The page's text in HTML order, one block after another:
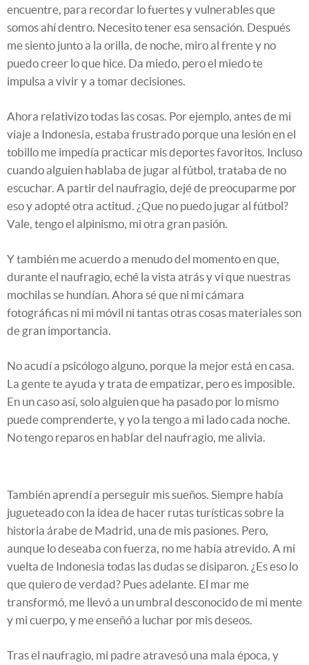
encuentre, para recordar lo fuertes y vulnerables que
somos ahí dentro. Necesito tener esa sensación. Después
me siento junto a la orilla, de noche, miro al frente y no
puedo creer lo que hice. Da miedo, pero el miedo te
impulsa a vivir y a tomar decisiones.
Ahora relativizo todas las cosas. Por ejemplo, antes de mi
viaje a Indonesia, estaba frustrado porque una lesión en el
tobillo me impedía practicar mis deportes favoritos. Incluso
cuando alguien hablaba de jugar al fútbol, trataba de no
escuchar. A partir del naufragio, dejé de preocuparme por
eso y adopté otra actitud. ¿Que no puedo jugar al fútbol?
Vale, tengo el alpinismo, mi otra gran pasión.
Y también me acuerdo a menudo del momento en que,
durante el naufragio, eché la vista atrás y vi que nuestras
mochilas se hundían. Ahora sé que ni mi cámara
fotográficas ni mi móvil ni tantas otras cosas materiales son
de gran importancia.
No acudí a psicólogo alguno, porque la mejor está en casa.
La gente te ayuda y trata de empatizar, pero es imposible.
En un caso así, solo alguien que ha pasado por lo mismo
puede comprenderte, y yo la tengo a mi lado cada noche.
No tengo reparos en hablar del naufragio, me alivia.
También aprendí a perseguir mis sueños. Siempre había
jugueteado con la idea de hacer rutas turísticas sobre la
historia árabe de Madrid, una de mis pasiones. Pero,
aunque lo deseaba con fuerza, no me había atrevido. A mi
vuelta de Indonesia todas las dudas se disiparon. ¿Es eso lo
que quiero de verdad? Pues adelante. El mar me
transformó, me llevó a un umbral desconocido de mi mente
y mi cuerpo, y me enseñó a luchar por mis deseos.
Tras el naufragio, mi padre atravesó una mala época, y